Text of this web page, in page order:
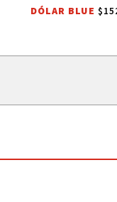
CENTRO
DÓLAR BLUE